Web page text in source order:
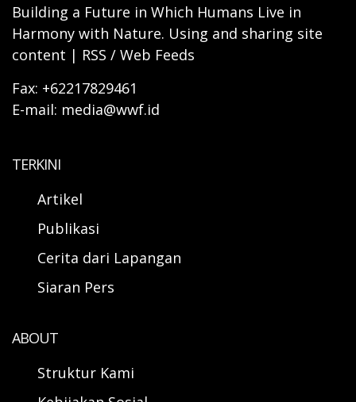
Building a Future in Which Humans Live in
Harmony with Nature. Using and sharing site
content | RSS / Web Feeds
Fax: +62217829461
E-mail: media@wwf.id
TERKINI
Artikel
Publikasi
Cerita dari Lapangan
Siaran Pers
ABOUT
Struktur Kami